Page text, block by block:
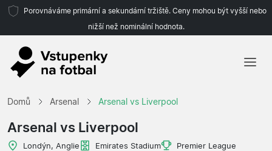
Porovnáváme primární a sekundární tržiště. Ceny mohou být vyšší nebo
nižší než nominální hodnota.
Domů Arsenal Arsenal vs Liverpool
Arsenal vs Liverpool
Londýn, Anglie Emirates Stadium
Premier League